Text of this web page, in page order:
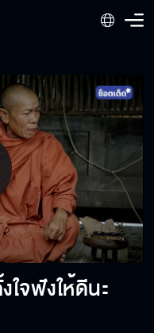
จฟังให้ดีนะ
ไม่ได้ มันผิดกฎสวรรค์
ไหนมาก่อนหรือเปล่าจ๊ะ
ดับ